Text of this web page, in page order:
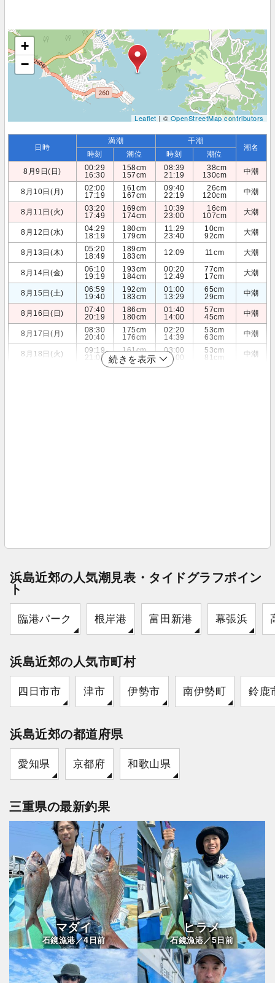
+
−
Leaflet| ©OpenStreetMap contributors
日時
満潮 干潮
潮名
時刻 潮位 時刻
潮位
8月9日(日)
00:29
16:30
158cm
157cm
08:39
21:19
38cm
130cm
中潮
8月10日(月)
02:00
17:19
161cm
167cm
09:40
22:19
26cm
120cm
中潮
8月11日(火)
03:20
17:49
169cm
174cm
10:39
23:00
16cm
107cm
大潮
8月12日(水)
04:29
18:19
180cm
179cm
11:29
23:40
10cm
92cm
大潮
8月13日(木)
05:20
18:49
189cm
183cm
12:09 11cm 大潮
8月14日(金)
06:10
19:19
193cm
184cm
00:20
12:49
77cm
17cm
大潮
8月15日(土)
06:59
19:40
192cm
183cm
01:00
13:29
65cm
29cm
中潮
8月16日(日)
07:40
20:19
186cm
180cm
01:40
14:00
57cm
45cm
中潮
8月17日(月)
08:30
20:40
175cm
176cm
02:20
14:39
53cm
63cm
中潮
8月18日(火)
09:19
21:00
161cm
171cm
03:00
15:00
53cm
81cm
中潮
続きを表示
浜島近郊の人気潮見表・タイドグラフポイン
ト
臨港パーク 根岸港 富田新港 幕張浜
浜島近郊の人気市町村
四日市市 津市 伊勢市 南伊勢町 鈴鹿
浜島近郊の都道府県
愛知県 京都府 和歌山県
三重県の最新釣果
マダイ
石鏡漁港／4日前
ヒラメ
石鏡漁港／5日前